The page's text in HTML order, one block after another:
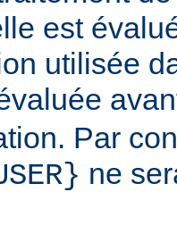
est
utilisée
Par
ne